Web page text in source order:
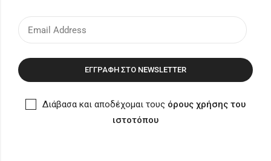
Διάβασα και αποδέχομαι τους όρους χρήσης του
ιστοτόπου